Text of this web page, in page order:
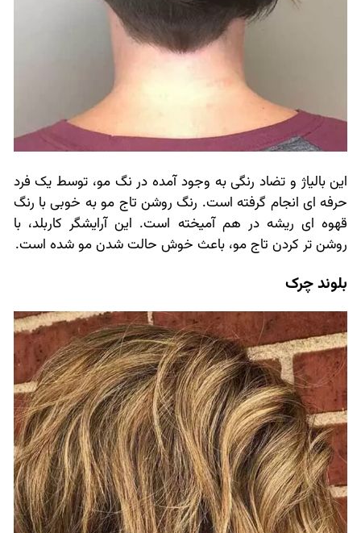
این بالیاژ و تضاد رنگی به وجود آمده در نگ مو، توسط یک فرد
حرفه ای انجام گرفته است. رنگ روشن تاج مو به خوبی با رنگ
قهوه ای ریشه در هم آمیخته است. این آرایشگر کاربلد، با
روشن تر کردن تاج مو، باعث خوش حالت شدن مو شده است.
بلوند چرک